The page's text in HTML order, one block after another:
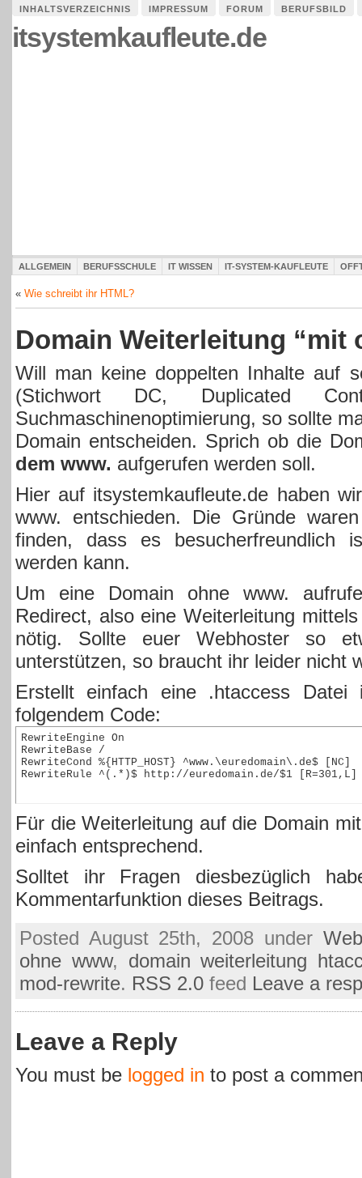
INHALTSVERZEICHNIS IMPRESSUM FORUM BERUFSBILD
itsystemkaufleute.de
ALLGEMEIN BERUFSSCHULE IT WISSEN IT-SYSTEM-KAUFLEUTE
« Wie schreibt ihr HTML?
Domain Weiterleitung “mit
Will man keine doppelten Inhalte auf
(Stichwort DC, Duplicated
Suchmaschinenoptimierung, so sollte
Domain entscheiden. Sprich ob die
dem www. aufgerufen werden soll.
Hier auf itsystemkaufleute.de haben
www. entschieden. Die Gründe
finden, dass es besucherfreundlich
werden kann.
Um eine Domain ohne www.
Redirect, also eine Weiterleitung
nötig. Sollte euer Webhoster so
unterstützen, so braucht ihr leider nicht
Erstellt einfach eine .htaccess
folgendem Code:
RewriteEngine On
RewriteBase /
RewriteCond %{HTTP_HOST} ^www.\euredomain\.de$ [NC]
RewriteRule ^(.*)$ http://euredomain.de/$1 [R=301,L]
Für die Weiterleitung auf die Domain
einfach entsprechend.
Solltet ihr Fragen diesbezüglich
Kommentarfunktion dieses Beitrags.
Posted August 25th, 2008 under
ohne www, domain weiterleitung
mod-rewrite. RSS 2.0 feed Leave a
Leave a Reply
You must be logged in to post a